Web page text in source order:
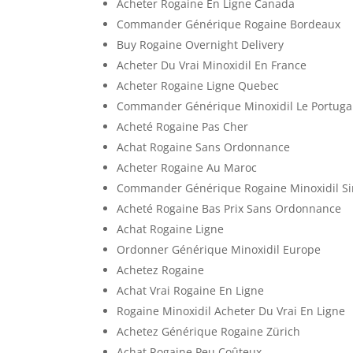
Acheter Rogaine En Ligne Canada
Commander Générique Rogaine Bordeaux
Buy Rogaine Overnight Delivery
Acheter Du Vrai Minoxidil En France
Acheter Rogaine Ligne Quebec
Commander Générique Minoxidil Le
Acheté Rogaine Pas Cher
Achat Rogaine Sans Ordonnance
Acheter Rogaine Au Maroc
Commander Générique Rogaine Minoxidil
Acheté Rogaine Bas Prix Sans Ordonnance
Achat Rogaine Ligne
Ordonner Générique Minoxidil Europe
Achetez Rogaine
Achat Vrai Rogaine En Ligne
Rogaine Minoxidil Acheter Du Vrai En Ligne
Achetez Générique Rogaine Zürich